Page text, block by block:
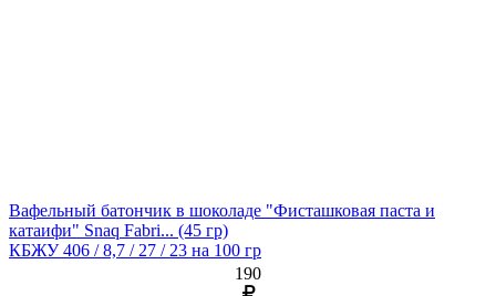
Вафельный батончик в шоколаде "Фисташковая паста и
катаифи" Snaq Fabri... (45 гр)
КБЖУ 406 / 8,7 / 27 / 23 на 100 гр
190